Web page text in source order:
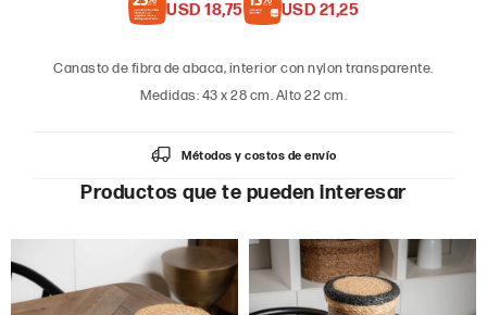
USD 18,75 USD 21,25
Canasto de fibra de abaca, interior con nylon transparente.
Medidas: 43 x 28 cm. Alto 22 cm.
Métodos y costos de envío
Productos que te pueden interesar